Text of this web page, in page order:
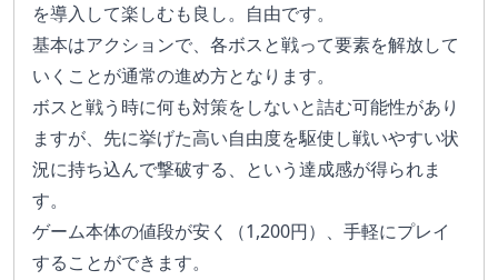
を導入して楽しむも良し。自由です。
基本はアクションで、各ボスと戦って要素を解放して
いくことが通常の進め方となります。
ボスと戦う時に何も対策をしないと詰む可能性があり
ますが、先に挙げた高い自由度を駆使し戦いやすい状
況に持ち込んで撃破する、という達成感が得られま
す。
ゲーム本体の値段が安く（1,200円）、手軽にプレイ
することができます。